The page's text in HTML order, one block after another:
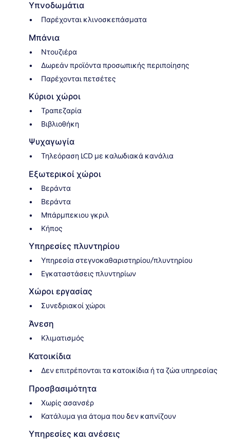
Υπνοδωμάτια
Παρέχονται κλινοσκεπάσματα
Μπάνια
Ντουζιέρα
Δωρεάν προϊόντα προσωπικής περιποίησης
Παρέχονται πετσέτες
Κύριοι χώροι
Τραπεζαρία
Βιβλιοθήκη
Ψυχαγωγία
Τηλεόραση LCD με καλωδιακά κανάλια
Εξωτερικοί χώροι
Βεράντα
Βεράντα
Μπάρμπεκιου γκριλ
Κήπος
Υπηρεσίες πλυντηρίου
Υπηρεσία στεγνοκαθαριστηρίου/πλυντηρίου
Εγκαταστάσεις πλυντηρίων
Χώροι εργασίας
Συνεδριακοί χώροι
Άνεση
Κλιματισμός
Κατοικίδια
Δεν επιτρέπονται τα κατοικίδια ή τα ζώα υπηρεσίας
Προσβασιμότητα
Χωρίς ασανσέρ
Κατάλυμα για άτομα που δεν καπνίζουν
Υπηρεσίες και ανέσεις